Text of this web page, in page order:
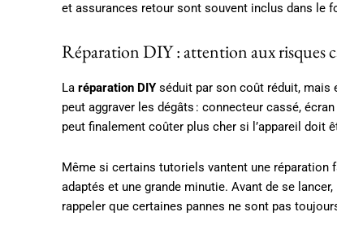
et assurances retour sont souvent inclus dans le
Réparation DIY : attention aux risques
La réparation DIY séduit par son coût réduit, mais
peut aggraver les dégâts : connecteur cassé,
peut finalement coûter plus cher si l’appareil doit
Même si certains tutoriels vantent une réparation
adaptés et une grande minutie. Avant de se
rappeler que certaines pannes ne sont pas